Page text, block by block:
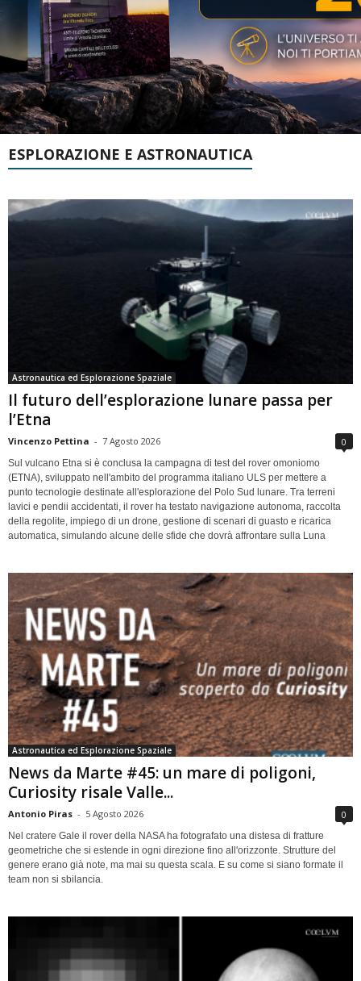
ESPLORAZIONE E ASTRONAUTICA
Astronautica ed Esplorazione Spaziale
Il futuro dell’esplorazione lunare passa per
l’Etna
Vincenzo Pettina - 7 Agosto 2026 0
Sul vulcano Etna si è conclusa la campagna di test del rover omoniomo
(ETNA), sviluppato nell'ambito del programma italiano ULS per mettere a
punto tecnologie destinate all'esplorazione del Polo Sud lunare. Tra terreni
lavici e pendii accidentati, il rover ha testato navigazione autonoma, raccolta
della regolite, impiego di un drone, gestione di scenari di guasto e ricarica
automatica, simulando alcune delle sfide che dovrà affrontare sulla Luna
Astronautica ed Esplorazione Spaziale
News da Marte #45: un mare di poligoni,
Curiosity risale Valle...
Antonio Piras - 5 Agosto 2026 0
Nel cratere Gale il rover della NASA ha fotografato una distesa di fratture
geometriche che si estende in ogni direzione fino all'orizzonte. Strutture del
genere erano già note, ma mai su questa scala. E su come si siano formate il
team non si sbilancia.